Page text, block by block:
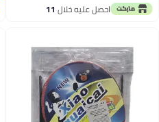
احصل عليه خلال 11